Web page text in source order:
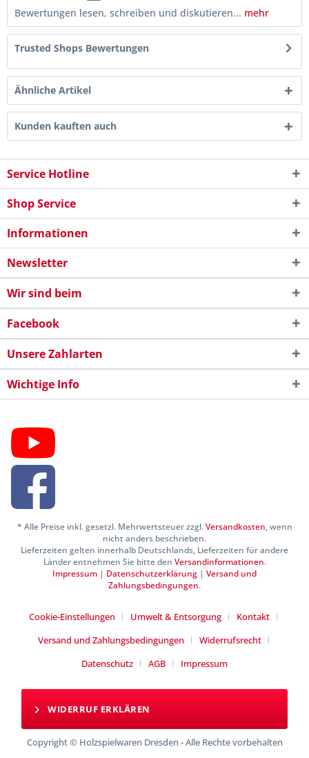
Bewertungen lesen, schreiben und diskutieren... mehr
Trusted Shops Bewertungen
Ähnliche Artikel
Kunden kauften auch
Service Hotline
Shop Service
Informationen
Newsletter
Wir sind beim
Facebook
Unsere Zahlarten
Wichtige Info
* Alle Preise inkl. gesetzl. Mehrwertsteuer zzgl.Versandkosten, wenn
nicht anders beschrieben.
Lieferzeiten gelten innerhalb Deutschlands, Lieferzeiten für andere
Länder entnehmen Sie bitte den Versandinformationen.
Impressum | Datenschutzerklärung | Versand und
Zahlungsbedingungen.
Cookie-Einstellungen Umwelt & Entsorgung
Kontakt
Versand und Zahlungsbedingungen
Widerrufsrecht
Datenschutz
AGB Impressum
WIDERRUF ERKLÄREN
Copyright © Holzspielwaren Dresden - Alle Rechte vorbehalten